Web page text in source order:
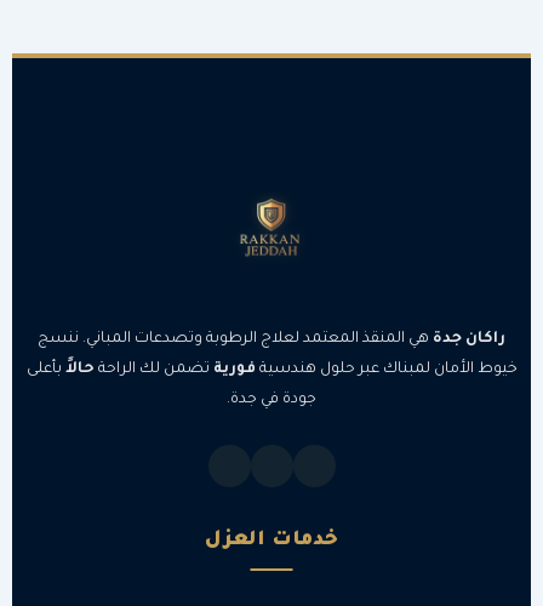
راكان جدة هي المنقذ المعتمد لعلاج الرطوبة وتصدعات المباني. ننسج
خيوط الأمان لمبناك عبر حلول هندسية فورية تضمن لك الراحة حالاً بأعلى
جودة في جدة.
خدمات العزل